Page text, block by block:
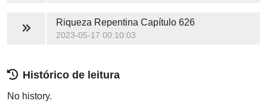
Riqueza Repentina Capítulo 626
2023-05-17 00:10:03
Histórico de leitura
No history.